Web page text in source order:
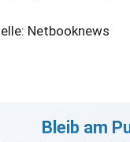
Netbooknews
Bleib am